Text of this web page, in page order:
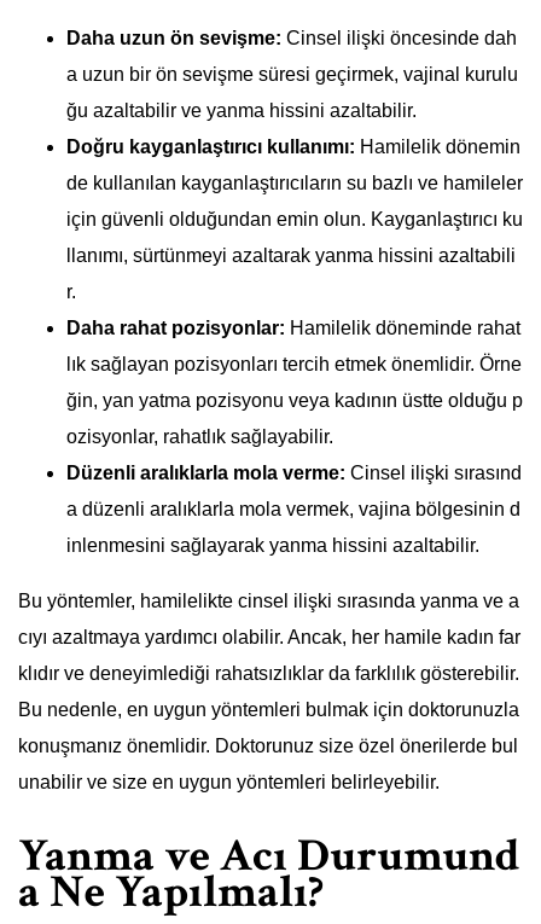
Daha uzun ön sevişme: Cinsel ilişki öncesinde dah
a uzun bir ön sevişme süresi geçirmek, vajinal kurulu
ğu azaltabilir ve yanma hissini azaltabilir.
Doğru kayganlaştırıcı kullanımı: Hamilelik dönemin
de kullanılan kayganlaştırıcıların su bazlı ve hamileler
için güvenli olduğundan emin olun. Kayganlaştırıcı ku
llanımı, sürtünmeyi azaltarak yanma hissini azaltabili
r.
Daha rahat pozisyonlar: Hamilelik döneminde rahat
lık sağlayan pozisyonları tercih etmek önemlidir. Örne
ğin, yan yatma pozisyonu veya kadının üstte olduğu p
ozisyonlar, rahatlık sağlayabilir.
Düzenli aralıklarla mola verme: Cinsel ilişki sırasınd
a düzenli aralıklarla mola vermek, vajina bölgesinin d
inlenmesini sağlayarak yanma hissini azaltabilir.
Bu yöntemler, hamilelikte cinsel ilişki sırasında yanma ve a
cıyı azaltmaya yardımcı olabilir. Ancak, her hamile kadın far
klıdır ve deneyimlediği rahatsızlıklar da farklılık gösterebilir.
Bu nedenle, en uygun yöntemleri bulmak için doktorunuzla
konuşmanız önemlidir. Doktorunuz size özel önerilerde bul
unabilir ve size en uygun yöntemleri belirleyebilir.
Yanma ve Acı Durumund
a Ne Yapılmalı?